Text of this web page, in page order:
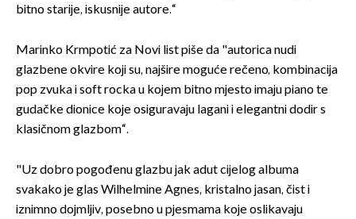
bitno starije, iskusnije autore.“
Marinko Krmpotić za Novi list piše da "autorica nudi
glazbene okvire koji su, najšire moguće rečeno, kombinacija
pop zvuka i soft rocka u kojem bitno mjesto imaju piano te
gudačke dionice koje osiguravaju lagani i elegantni dodir s
klasičnom glazbom“.
"Uz dobro pogođenu glazbu jak adut cijelog albuma
svakako je glas Wilhelmine Agnes, kristalno jasan, čist i
iznimno dojmljiv, posebno u pjesmama koje oslikavaju